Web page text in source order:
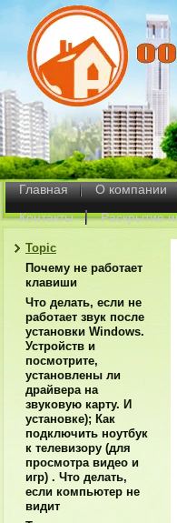
Главная О компании
Контакты
Раскрытие
Topic
Почему не работает
клавиши
Что делать, если не
работает звук после
установки Windows.
Устройств и
посмотрите,
установлены ли
драйвера на
звуковую карту. И
установке); Как
подключить ноутбук
к телевизору (для
просмотра видео и
игр) . Что делать,
если компьютер не
видит